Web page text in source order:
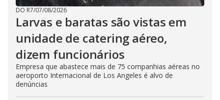
DO R7/07/08/2026
Larvas e baratas são vistas em
unidade de catering aéreo,
dizem funcionários
Empresa que abastece mais de 75 companhias aéreas no
aeroporto Internacional de Los Angeles é alvo de
denúncias